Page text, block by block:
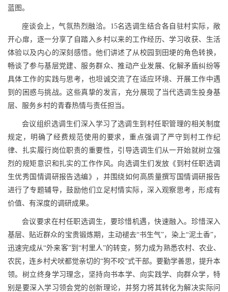
蓝图。
座谈会上，气氛热烈融洽。15名选调生结合各自驻村实际，敞
开心扉，逐一分享了自踏入乡村以来的工作经历、学习收获、生活
体验以及内心的深刻感悟。他们讲述了从校园到田埂的角色转换，
畅谈了参与基层党建、服务群众、推动产业发展、化解矛盾纠纷等
具体工作的实践与思考，也坦诚交流了在适应环境、开展工作中遇
到的困惑与挑战。这些真挚的发言，充分展现了当代选调生投身基
层、服务乡村的青春热情与责任担当。
会议组织选调生们深入学习了选调生到村任职管理的相关制度
规定，明确了经费规范使用的要求，重点强调了严守到村工作纪
律、扎实履行岗位职责的重要性，引导选调生们从一开始就树立强
烈的规矩意识和扎实的工作作风。向选调生们发放《到村任职选调
生优秀国情调研报告选编》，并围绕如何高质量撰写国情调研报告
进行了专题辅导，鼓励他们立足村情实际，深入观察思考，形成有
价值、有深度的调研成果。
会议要求在村任职选调生，要珍惜机遇，快速融入。珍惜深入
基层、贴近群众的宝贵锻炼期，主动褪去“书生气”，染上“泥土香”，
迅速完成从“外来客”到“村里人”的转变，努力成为熟悉农村、农业、
农民，连乡村犬吠都觉亲切的“狗不咬”式干部。要勤学善思，提升本
领。树立终身学习理念，坚持向书本学、向实践学、向群众学，特
别是要深入学习领会党的创新理论，并努力将其转化为解决实际问